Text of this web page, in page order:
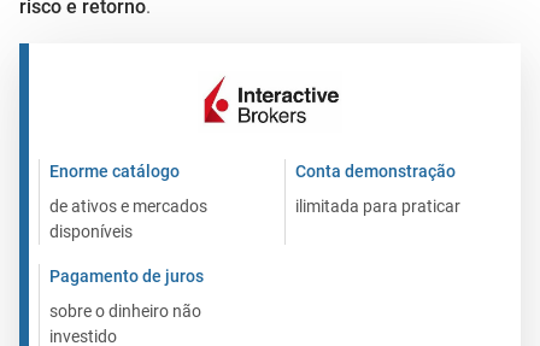
risco e retorno.
Enorme catálogo
de ativos e mercados
disponíveis
Conta demonstração
ilimitada para praticar
Pagamento de juros
sobre o dinheiro não
investido